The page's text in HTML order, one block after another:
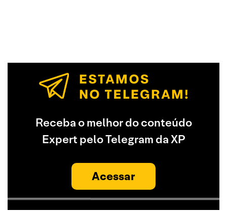
Receba o melhor do conteúdo
Expert pelo Telegram da XP
Acessar